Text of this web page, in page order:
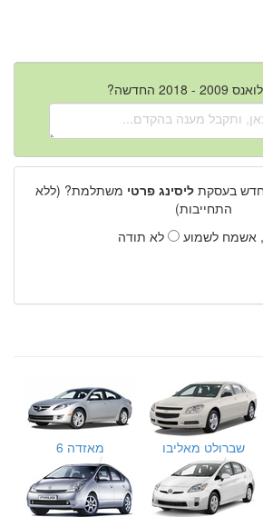
החדשה?
חדש בעסקת ליסינג פרטי משתלמת? (ללא
התחייבות)
אשמח לשמוע
לא תודה
שברולט מאליבו מאזדה 6